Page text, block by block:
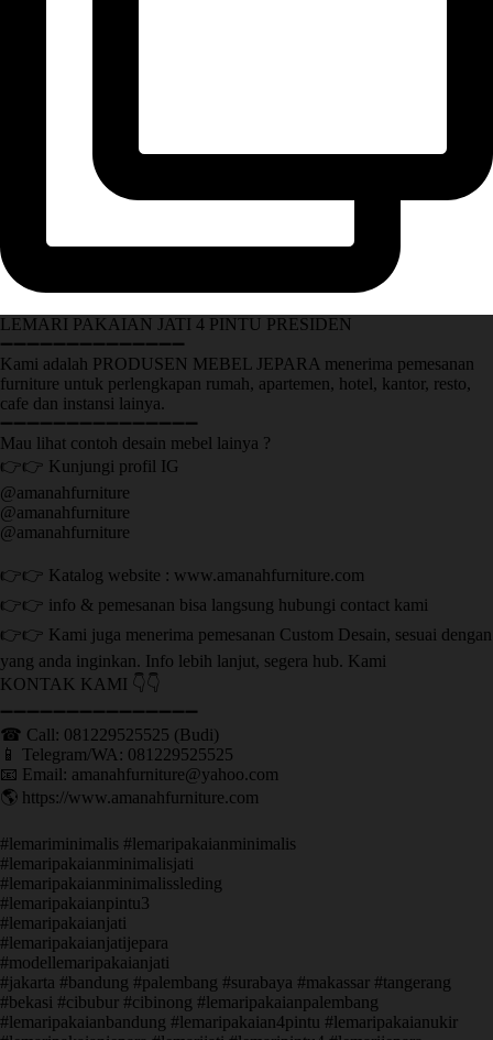
LEMARI PAKAIAN JATI 4 PINTU PRESIDEN
➖➖➖➖➖➖➖➖➖➖➖➖➖➖
Kami adalah PRODUSEN MEBEL JEPARA menerima pemesanan
furniture untuk perlengkapan rumah, apartemen, hotel, kantor, resto,
cafe dan instansi lainya.
➖➖➖➖➖➖➖➖➖➖➖➖➖➖➖
Mau lihat contoh desain mebel lainya ?
👉👉 Kunjungi profil IG
@amanahfurniture
@amanahfurniture
@amanahfurniture
👉👉 Katalog website : www.amanahfurniture.com
👉👉 info & pemesanan bisa langsung hubungi contact kami
👉👉 Kami juga menerima pemesanan Custom Desain, sesuai dengan
yang anda inginkan. Info lebih lanjut, segera hub. Kami
KONTAK KAMI 👇👇
➖➖➖➖➖➖➖➖➖➖➖➖➖➖➖ ㅤ
☎ Call: 081229525525 (Budi)
📱 Telegram/WA: 081229525525
📧 Email: amanahfurniture@yahoo.com
🌎 https://www.amanahfurniture.com
#lemariminimalis #lemaripakaianminimalis
#lemaripakaianminimalisjati
#lemaripakaianminimalissleding
#lemaripakaianpintu3
#lemaripakaianjati
#lemaripakaianjatijepara
#modellemaripakaianjati
#jakarta #bandung #palembang #surabaya #makassar #tangerang
#bekasi #cibubur #cibinong #lemaripakaianpalembang
#lemaripakaianbandung #lemaripakaian4pintu #lemaripakaianukir